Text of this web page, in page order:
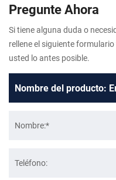
Pregunte Ahora
Si tiene alguna duda o
rellene el siguiente
usted lo antes posible.